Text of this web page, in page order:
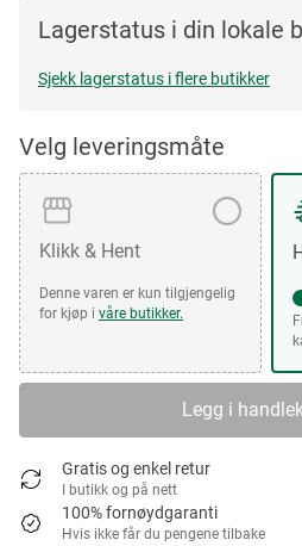
Lagerstatus i din lokale
Sjekk lagerstatus i flere butikker
Velg leveringsmåte
Klikk & Hent
Denne varen er kun tilgjengelig
for kjøp i våre butikker.
Legg i
Gratis og enkel retur
I butikk og på nett
100% fornøydgaranti
Hvis ikke får du pengene tilbake